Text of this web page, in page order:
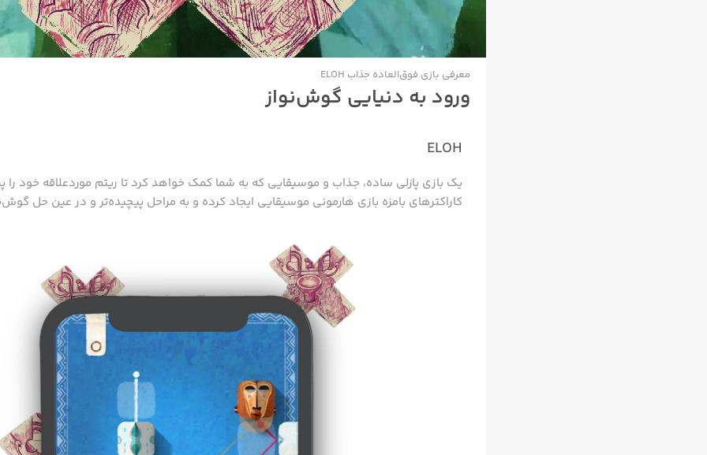
معرفی بازی فوق‌العاده جذاب ELOH
ورود به دنیایی گوش‌نواز
ELOH
یک بازی پازلی ساده، جذاب و موسیقایی که به شما کمک خواهد کرد تا ریتم موردعلاقه خود را
کاراکترهای بامزه بازی هارمونی موسیقایی ایجاد کرده و به مراحل پیچیده‌تر و در عین حل